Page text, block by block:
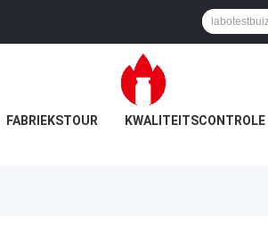
FABRIEKSTOUR KWALITEITSCONTROLE